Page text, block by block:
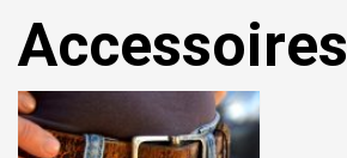
Accessoires